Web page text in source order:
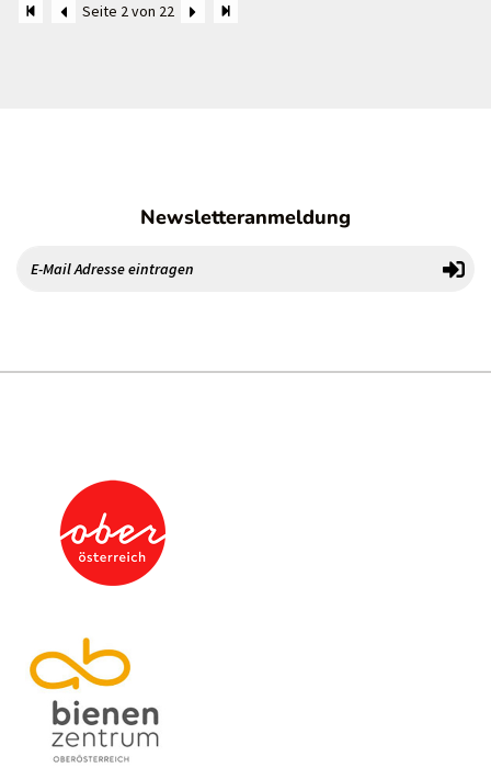
Seite 2 von 22
Newsletteranmeldung